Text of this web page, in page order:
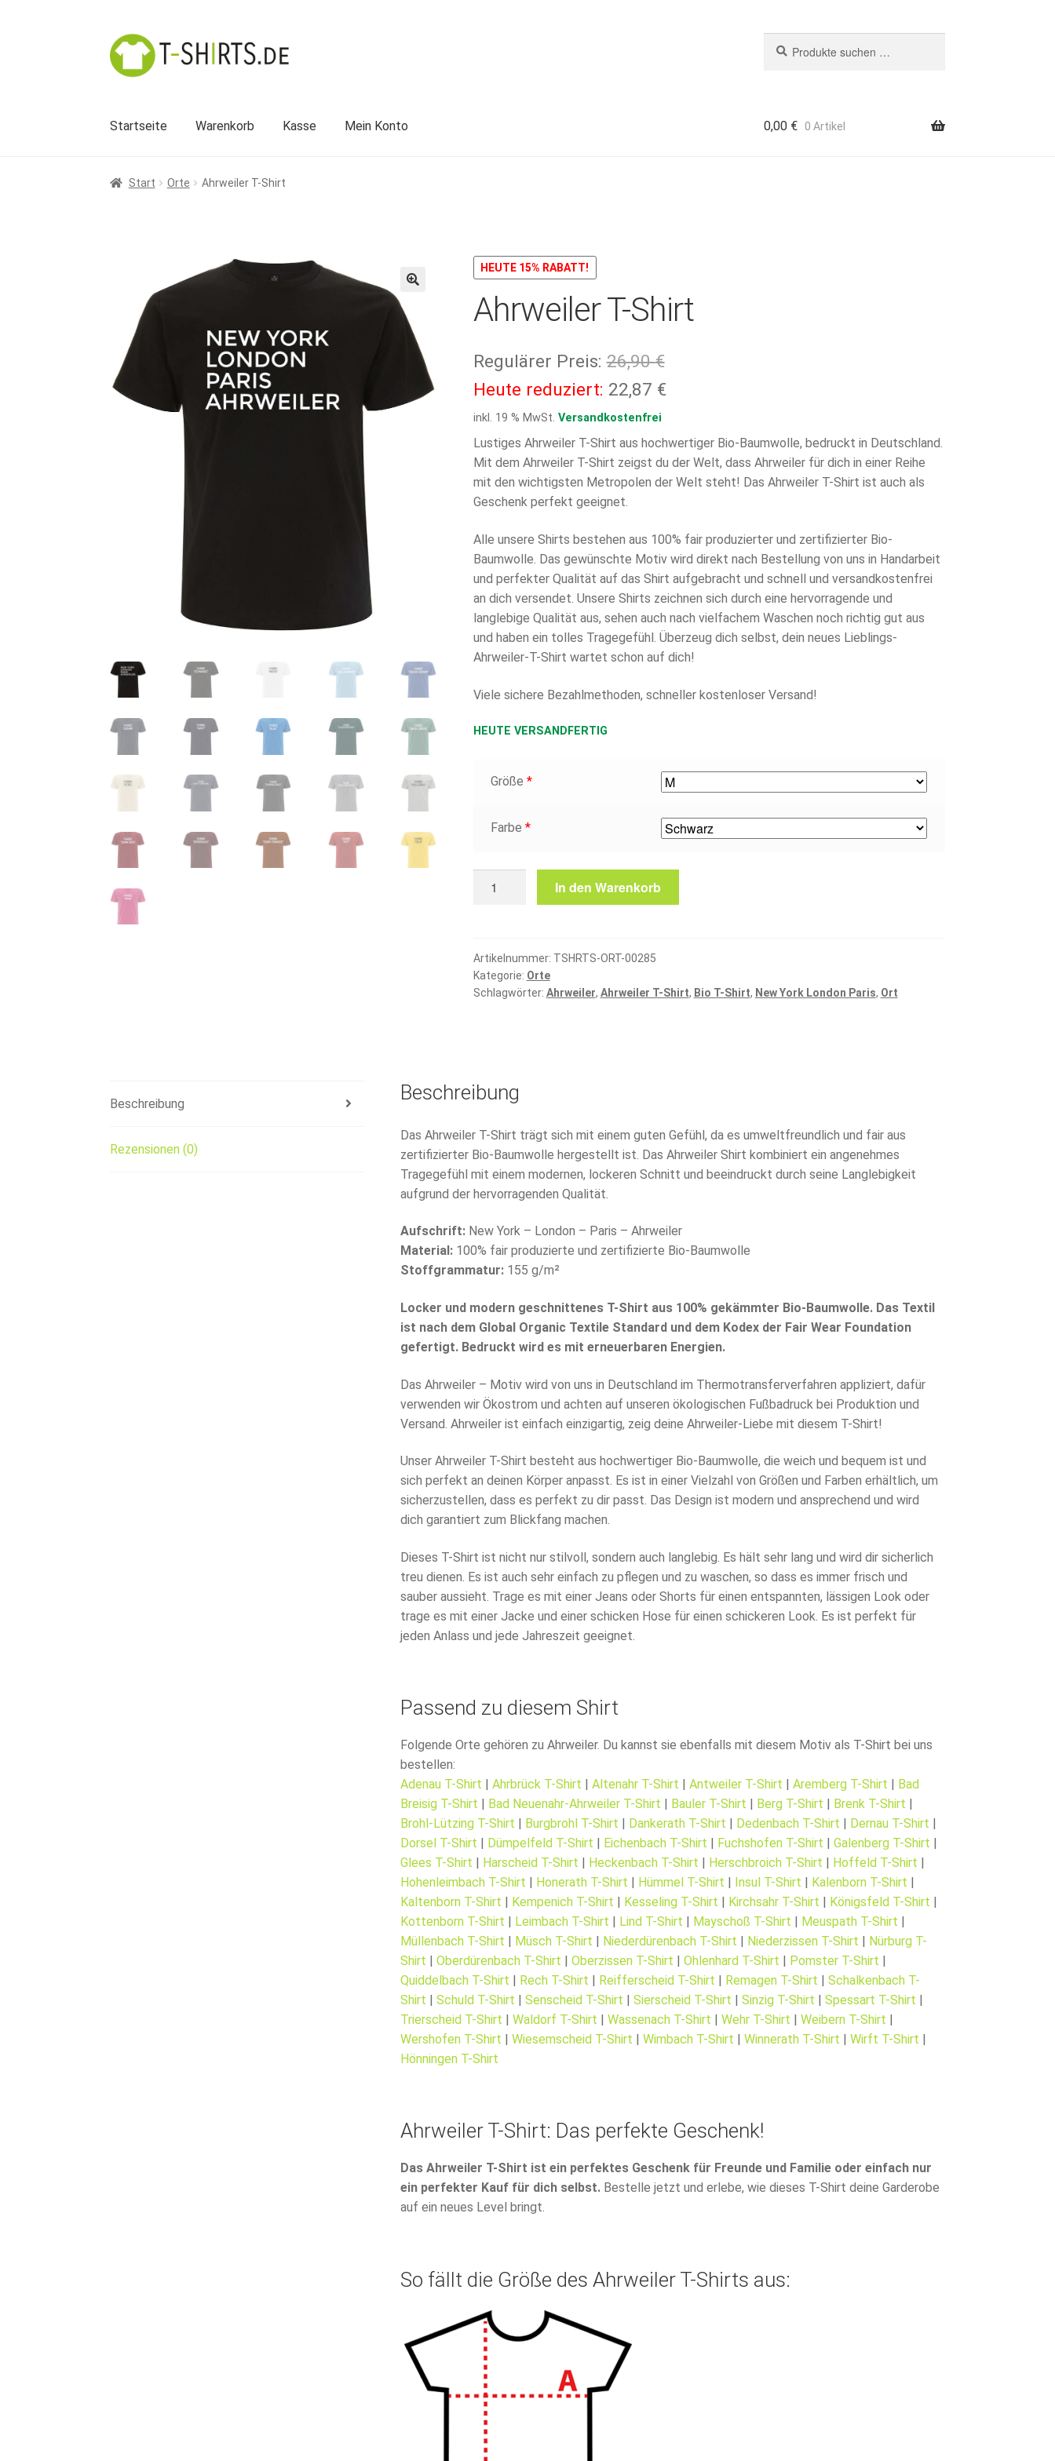
Zur
Navigation
springen
Zum
Inhalt
springen
nach:
Startseite Warenkorb Kasse Mein Konto 0,00 € 0 Artikel
Start Orte Ahrweiler T-Shirt
HEUTE 15% RABATT!
Ahrweiler T-Shirt
Regulärer Preis: 26,90€Ursprünglicher
Preis
26,90 €
Heute reduziert: 22,87 €Aktueller
ist:
22,87 €.
inkl. 19 % MwSt. Versandkostenfrei
Lustiges Ahrweiler T-Shirt aus hochwertiger Bio-Baumwolle, bedruckt in Deutschland.
Mit dem Ahrweiler T-Shirt zeigst du der Welt, dass Ahrweiler für dich in einer Reihe
mit den wichtigsten Metropolen der Welt steht! Das Ahrweiler T-Shirt ist auch als
Geschenk perfekt geeignet.
Alle unsere Shirts bestehen aus 100% fair produzierter und zertifizierter Bio-
Baumwolle. Das gewünschte Motiv wird direkt nach Bestellung von uns in Handarbeit
und perfekter Qualität auf das Shirt aufgebracht und schnell und versandkostenfrei
an dich versendet. Unsere Shirts zeichnen sich durch eine hervorragende und
langlebige Qualität aus, sehen auch nach vielfachem Waschen noch richtig gut aus
und haben ein tolles Tragegefühl. Überzeug dich selbst, dein neues Lieblings-
Ahrweiler-T-Shirt wartet schon auf dich!
Viele sichere Bezahlmethoden, schneller kostenloser Versand!
HEUTE VERSANDFERTIG
Größe *
Farbe *
In den Warenkorb
Artikelnummer: TSHRTS-ORT-00285
Kategorie: Orte
Schlagwörter: Ahrweiler, Ahrweiler T-Shirt, Bio T-Shirt, New York London Paris, Ort
Beschreibung
Rezensionen (0)
Beschreibung
Das Ahrweiler T-Shirt trägt sich mit einem guten Gefühl, da es umweltfreundlich und fair aus
zertifizierter Bio-Baumwolle hergestellt ist. Das Ahrweiler Shirt kombiniert ein angenehmes
Tragegefühl mit einem modernen, lockeren Schnitt und beeindruckt durch seine Langlebigkeit
aufgrund der hervorragenden Qualität.
Aufschrift: New York – London – Paris – Ahrweiler
Material: 100% fair produzierte und zertifizierte Bio-Baumwolle
Stoffgrammatur: 155 g/m²
Locker und modern geschnittenes T-Shirt aus 100% gekämmter Bio-Baumwolle. Das Textil
ist nach dem Global Organic Textile Standard und dem Kodex der Fair Wear Foundation
gefertigt. Bedruckt wird es mit erneuerbaren Energien.
Das Ahrweiler – Motiv wird von uns in Deutschland im Thermotransferverfahren appliziert, dafür
verwenden wir Ökostrom und achten auf unseren ökologischen Fußbadruck bei Produktion und
Versand. Ahrweiler ist einfach einzigartig, zeig deine Ahrweiler-Liebe mit diesem T-Shirt!
Unser Ahrweiler T-Shirt besteht aus hochwertiger Bio-Baumwolle, die weich und bequem ist und
sich perfekt an deinen Körper anpasst. Es ist in einer Vielzahl von Größen und Farben erhältlich, um
sicherzustellen, dass es perfekt zu dir passt. Das Design ist modern und ansprechend und wird
dich garantiert zum Blickfang machen.
Dieses T-Shirt ist nicht nur stilvoll, sondern auch langlebig. Es hält sehr lang und wird dir sicherlich
treu dienen. Es ist auch sehr einfach zu pflegen und zu waschen, so dass es immer frisch und
sauber aussieht. Trage es mit einer Jeans oder Shorts für einen entspannten, lässigen Look oder
trage es mit einer Jacke und einer schicken Hose für einen schickeren Look. Es ist perfekt für
jeden Anlass und jede Jahreszeit geeignet.
Passend zu diesem Shirt
Folgende Orte gehören zu Ahrweiler. Du kannst sie ebenfalls mit diesem Motiv als T-Shirt bei uns
bestellen:
Adenau T-Shirt |Ahrbrück T-Shirt |Altenahr T-Shirt |Antweiler T-Shirt |Aremberg T-Shirt | Bad
Breisig T-Shirt | Bad Neuenahr-Ahrweiler T-Shirt | Bauler T-Shirt | Berg T-Shirt | Brenk T-Shirt |
Brohl-Lützing T-Shirt | Burgbrohl T-Shirt | Dankerath T-Shirt | Dedenbach T-Shirt | Dernau T-Shirt |
Dorsel T-Shirt | Dümpelfeld T-Shirt | Eichenbach T-Shirt | Fuchshofen T-Shirt |Galenberg T-Shirt |
Glees T-Shirt | Harscheid T-Shirt | Heckenbach T-Shirt | Herschbroich T-Shirt | Hoffeld T-Shirt |
Hohenleimbach T-Shirt | Honerath T-Shirt | Hümmel T-Shirt | Insul T-Shirt | Kalenborn T-Shirt |
Kaltenborn T-Shirt | Kempenich T-Shirt | Kesseling T-Shirt | Kirchsahr T-Shirt | Königsfeld T-Shirt |
Kottenborn T-Shirt | Leimbach T-Shirt | Lind T-Shirt | Mayschoß T-Shirt | Meuspath T-Shirt |
Müllenbach T-Shirt | Müsch T-Shirt | Niederdürenbach T-Shirt | Niederzissen T-Shirt | Nürburg T-
Shirt |Oberdürenbach T-Shirt |Oberzissen T-Shirt |Ohlenhard T-Shirt | Pomster T-Shirt |
Quiddelbach T-Shirt | Rech T-Shirt | Reifferscheid T-Shirt | Remagen T-Shirt |Schalkenbach T-
Shirt |Schuld T-Shirt |Senscheid T-Shirt |Sierscheid T-Shirt |Sinzig T-Shirt |Spessart T-Shirt |
Trierscheid T-Shirt |Waldorf T-Shirt |Wassenach T-Shirt |Wehr T-Shirt |Weibern T-Shirt |
Wershofen T-Shirt |Wiesemscheid T-Shirt |Wimbach T-Shirt |Winnerath T-Shirt |Wirft T-Shirt |
Hönningen T-Shirt
Ahrweiler T-Shirt: Das perfekte Geschenk!
Das Ahrweiler T-Shirt ist ein perfektes Geschenk für Freunde und Familie oder einfach nur
ein perfekter Kauf für dich selbst. Bestelle jetzt und erlebe, wie dieses T-Shirt deine Garderobe
auf ein neues Level bringt.
So fällt die Größe des Ahrweiler T-Shirts aus: